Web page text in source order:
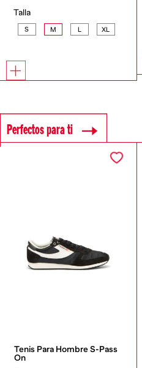
Talla
S M L XL
Perfectos para ti
Tenis Para Hombre S-Pass
On